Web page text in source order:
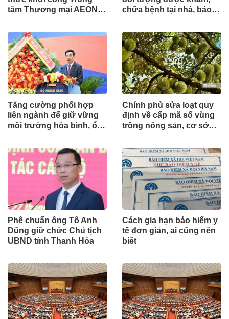
tâm Thương mại AEON
chữa bệnh tại nhà, bảo
Tăng cường phối hợp
liên ngành để giữ vững
môi trường hòa bình, ổn
Chính phủ sửa loạt quy
định về cấp mã số vùng
trồng nông sản, cơ sở
Phê chuẩn ông Tô Anh
Dũng giữ chức Chủ tịch
UBND tỉnh Thanh Hóa
Cách gia hạn bảo hiểm y
tế đơn giản, ai cũng nên
biết